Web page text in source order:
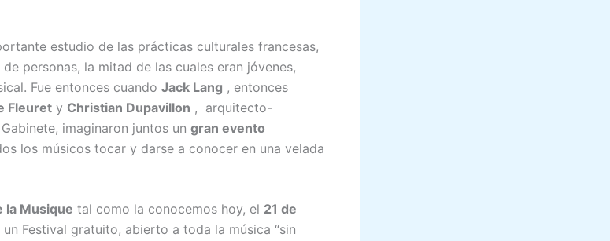
estudio de las prácticas culturales francesas,
personas, la mitad de las cuales eran jóvenes,
Fue entonces cuando Jack Lang , entonces
Fleuret y Christian Dupavillon , arquitecto-
imaginaron juntos un gran evento
los músicos tocar y darse a conocer en una velada
la Musique tal como la conocemos hoy, el 21 de
un Festival gratuito, abierto a toda la música “sin